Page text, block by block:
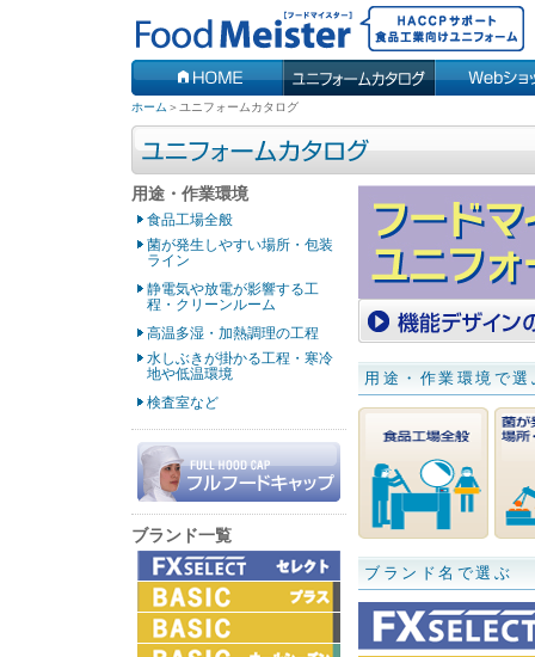
ホーム ＞ ユニフォームカタログ
用途・作業環境で選
ブランド名で選ぶ
用途・作業環境
食品工場全般
菌が発生しやすい場所・包装
ライン
静電気や放電が影響する工
程・クリーンルーム
高温多湿・加熱調理の工程
水しぶきが掛かる工程・寒冷
地や低温環境
検査室など
ブランド一覧